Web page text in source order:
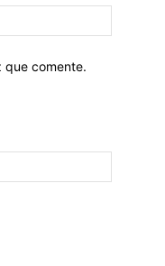
que comente.